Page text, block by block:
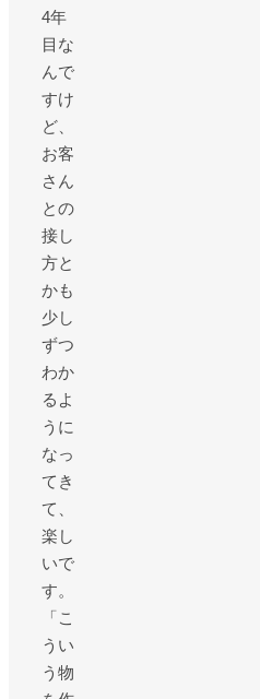
4年
目な
んで
すけ
ど、
お客
さん
との
接し
方と
かも
少し
ずつ
わか
るよ
うに
なっ
てき
て、
楽し
いで
す。
「こ
うい
う物